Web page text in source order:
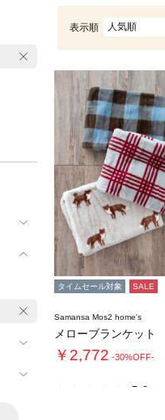
表示順 人気順
タイムセール対象 SALE
Samansa Mos2 home's
メローブランケット
￥2,772 -30%OFF-
5.0